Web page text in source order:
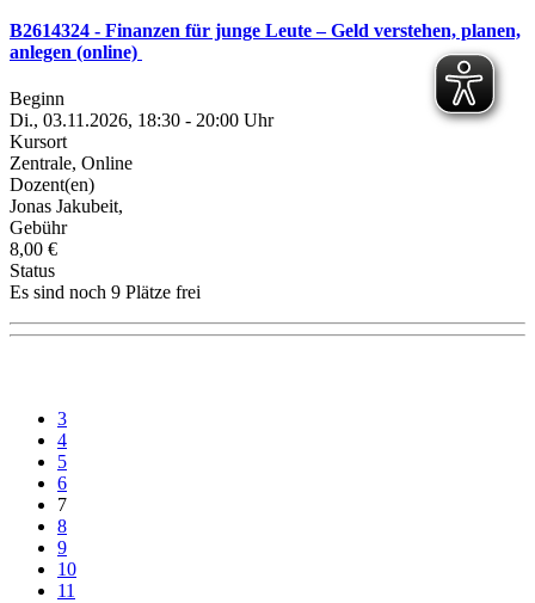
B2614324 - Finanzen für junge Leute – Geld verstehen, planen,
anlegen (online)
Beginn
Di., 03.11.2026, 18:30 - 20:00 Uhr
Kursort
Zentrale, Online
Dozent(en)
Jonas Jakubeit,
Gebühr
8,00 €
Status
Es sind noch 9 Plätze frei
3
4
5
6
7
8
9
10
11